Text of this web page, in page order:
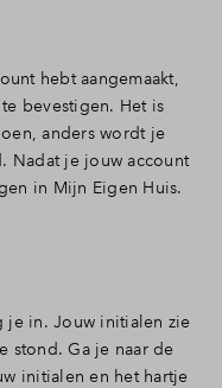
hebt aangemaakt,
bevestigen. Het is
anders wordt je
Nadat je jouw account
in Mijn Eigen Huis.
je in. Jouw initialen zie
stond. Ga je naar de
initialen en het hartje